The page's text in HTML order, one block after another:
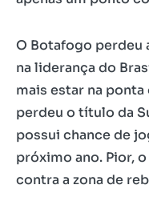
O Botafogo perdeu
na liderança do
mais estar na ponta
perdeu o título da
possui chance de
próximo ano. Pior,
contra a zona de